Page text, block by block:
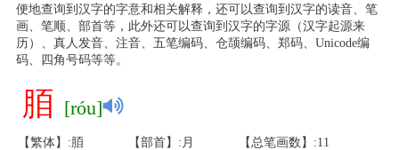
便地查询到汉字的字意和相关解释，还可以查询到汉字的读音、笔
画、笔顺、部首等，此外还可以查询到汉字的字源（汉字起源来
历）、真人发音、注音、五笔编码、仓颉编码、郑码、Unicode编
码、四角号码等等。
脜 [róu]
【繁体】:脜 【部首】:月 【总笔画数】:11